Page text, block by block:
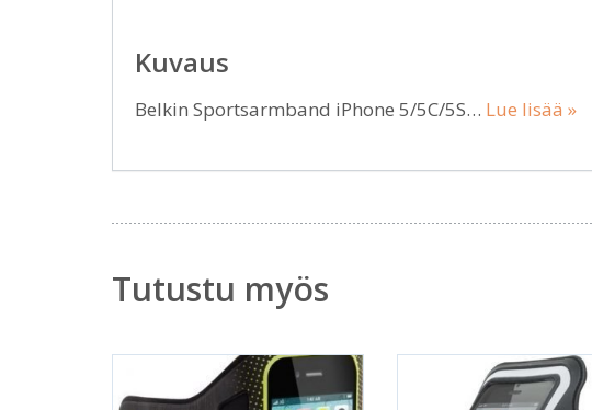
Kuvaus
Belkin Sportsarmband iPhone 5/5C/5S… Lue lisää »
Tutustu myös